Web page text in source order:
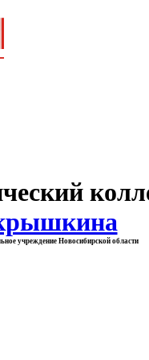
учреждение Новосибирской области